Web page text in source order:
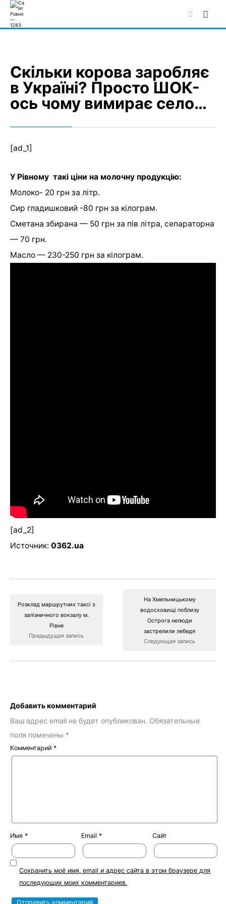
Skip
to
Скільки корова заробляє
в Україні? Просто ШОК-
ось чому вимирає село…
[ad_1]
У Рівному такі ціни на молочну продукцію:
Молоко- 20 грн за літр.
Сир гладишковий -80 грн за кілограм.
Сметана збирана — 50 грн за пів літра, сепараторна
— 70 грн.
Масло — 230-250 грн за кілограм.
[ad_2]
Источник: 0362.ua
Розклад маршрутних таксі з
залізничного вокзалу м.
Рівне
Предыдущая запись
На Хмельницькому
водосховищі поблизу
Острога нелюди
застрелили лебедя
Следующая запись
Добавить комментарий
Ваш адрес email не будет опубликован. Обязательные
поля помечены *
Комментарий *
Имя * Email * Сайт
Сохранить моё имя, email и адрес сайта в этом браузере для
последующих моих комментариев.